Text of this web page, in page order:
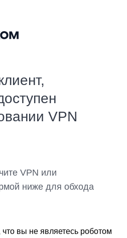
VPN
VPN или
ниже для обхода
вы не являетесь роботом